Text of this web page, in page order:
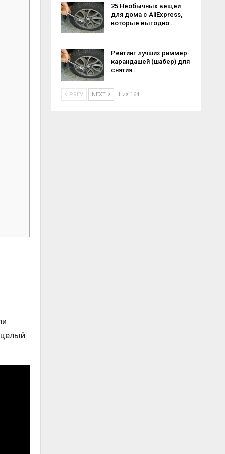
25 Необычных вещей
для дома с AliExpress,
которые выгодно…
Рейтинг лучших риммер-
карандашей (шабер) для
снятия…
PREV NEXT 1 из 164